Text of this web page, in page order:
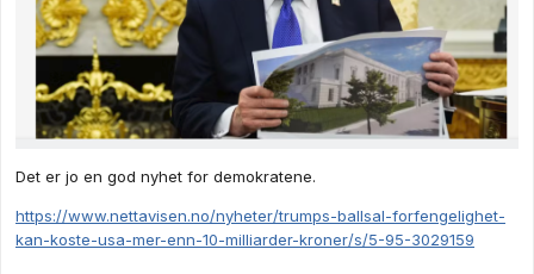
Det er jo en god nyhet for demokratene.
https://www.nettavisen.no/nyheter/trumps-ballsal-forfengelighet-
kan-koste-usa-mer-enn-10-milliarder-kroner/s/5-95-3029159